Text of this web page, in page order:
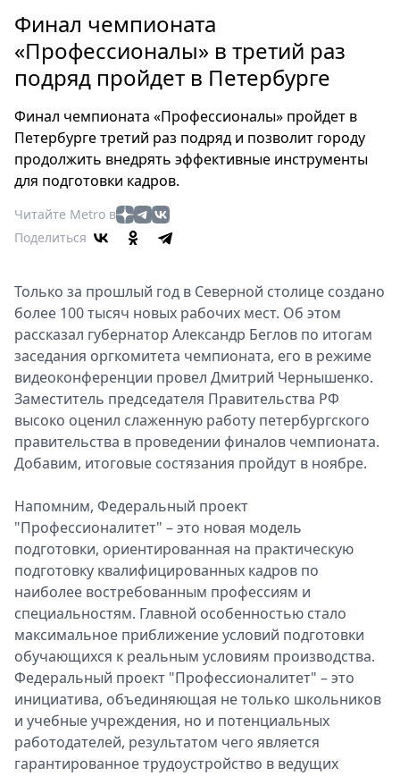
Россия
Мир
Здоровье
Туризм
Мода
Театр
Кино
Афиша
Книги
Пресс-
релизы
О
Metro
Стримы
Спецпроекты
Звезды
Выборы
Скачай
Metro
Финал чемпионата
«Профессионалы» в третий раз
подряд пройдет в Петербурге
Финал чемпионата «Профессионалы» пройдет в
Петербурге третий раз подряд и позволит городу
продолжить внедрять эффективные инструменты
для подготовки кадров.
Читайте Metro в
Поделиться
Только за прошлый год в Северной столице создано
более 100 тысяч новых рабочих мест. Об этом
рассказал губернатор Александр Беглов по итогам
заседания оргкомитета чемпионата, его в режиме
видеоконференции провел Дмитрий Чернышенко.
Заместитель председателя Правительства РФ
высоко оценил слаженную работу петербургского
правительства в проведении финалов чемпионата.
Добавим, итоговые состязания пройдут в ноябре.
Напомним, Федеральный проект
"Профессионалитет" – это новая модель
подготовки, ориентированная на практическую
подготовку квалифицированных кадров по
наиболее востребованным профессиям и
специальностям. Главной особенностью стало
максимальное приближение условий подготовки
обучающихся к реальным условиям производства.
Федеральный проект "Профессионалитет" – это
инициатива, объединяющая не только школьников
и учебные учреждения, но и потенциальных
работодателей, результатом чего является
гарантированное трудоустройство в ведущих